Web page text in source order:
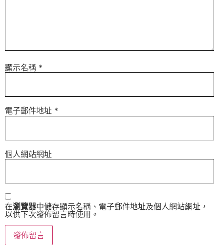
顯示名稱 *
電子郵件地址 *
個人網站網址
在瀏覽器中儲存顯示名稱、電子郵件地址及個人網站網址，
以供下次發佈留言時使用。